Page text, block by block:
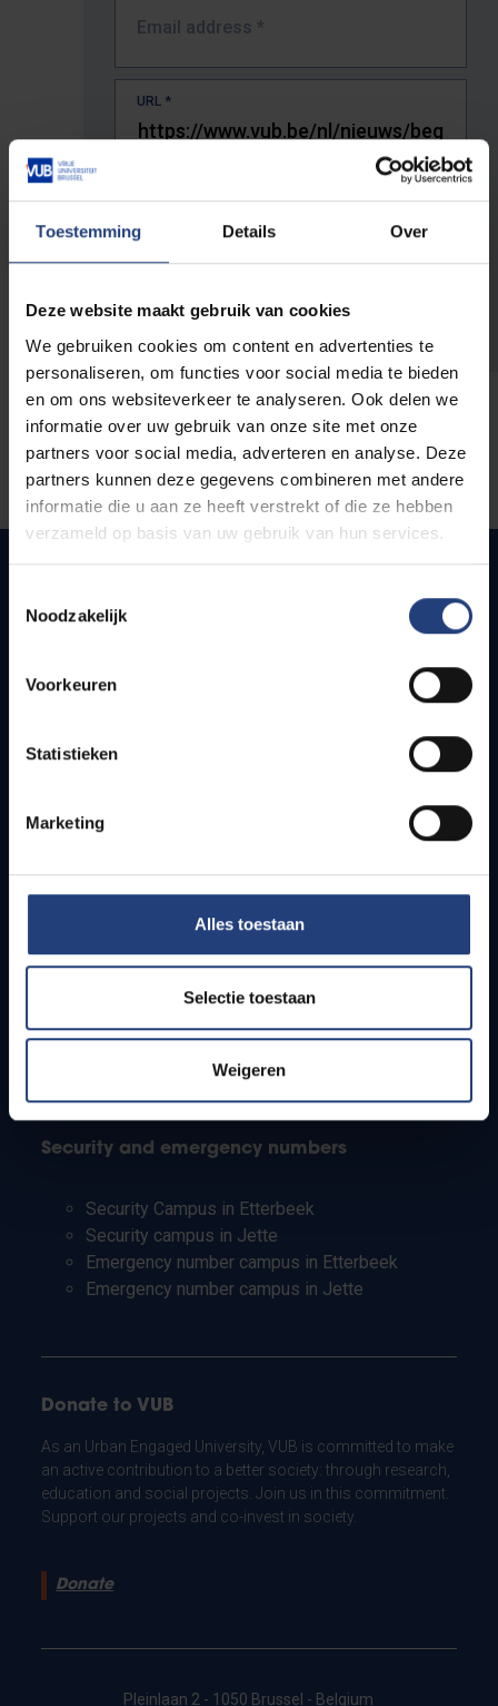
Toestemming Details Over
Deze website maakt gebruik van cookies
We gebruiken cookies om content en advertenties te
personaliseren, om functies voor social media te bieden
en om ons websiteverkeer te analyseren. Ook delen we
informatie over uw gebruik van onze site met onze
partners voor social media, adverteren en analyse. Deze
partners kunnen deze gegevens combineren met andere
informatie die u aan ze heeft verstrekt of die ze hebben
verzameld op basis van uw gebruik van hun services.
Noodzakelijk
Voorkeuren
Statistieken
Marketing
Alles toestaan
Selectie toestaan
Weigeren
Email address *
URL *
The full URL of the page where you encountered the error.
Quick links
How to get to the VUB campuses
Students
PhD students
Teachers and secondary schools
Working students
Security and emergency numbers
Security Campus in Etterbeek
Security campus in Jette
Emergency number campus in Etterbeek
Emergency number campus in Jette
Donate to VUB
As an Urban Engaged University, VUB is committed to make
an active contribution to a better society: through research,
education and social projects. Join us in this commitment.
Support our projects and co-invest in society.
Donate
Pleinlaan 2 - 1050 Brussel - Belgium